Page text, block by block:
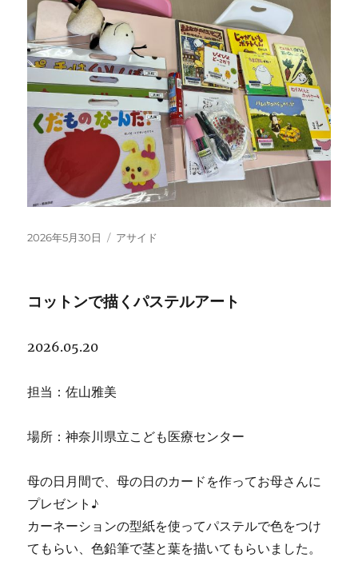
投
2026年5月30日
フ
ッ
アサイド
コットンで描くパステルアート
2026.05.20
担当：佐山雅美
場所：神奈川県立こども医療センター
母の日月間で、母の日のカードを作ってお母さんに
プレゼント♪
カーネーションの型紙を使ってパステルで色をつけ
てもらい、色鉛筆で茎と葉を描いてもらいました。